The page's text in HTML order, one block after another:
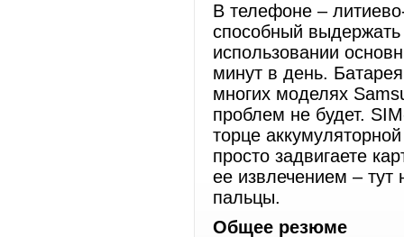
В телефоне –
способный выдержать
использовании
минут в день.
многих моделях
проблем не будет.
торце
просто задвигаете
ее извлечением –
пальцы.
Общее резюме